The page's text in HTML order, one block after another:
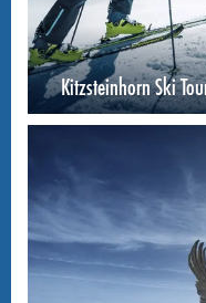
Kitzsteinhorn Ski